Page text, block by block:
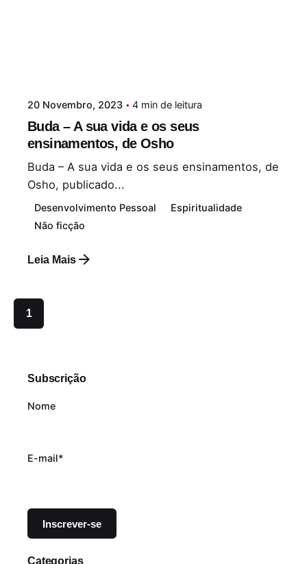
20 Novembro, 2023 4 min de leitura
Buda – A sua vida e os seus
ensinamentos, de Osho
Buda – A sua vida e os seus ensinamentos, de
Osho, publicado...
Desenvolvimento Pessoal
Espiritualidade
Não ficção
Leia Mais
1
Subscrição
Nome
E-mail*
Categorias